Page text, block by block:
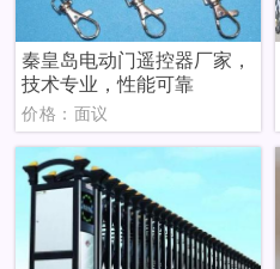
秦皇岛电动门遥控器厂家，
技术专业，性能可靠
价格：面议